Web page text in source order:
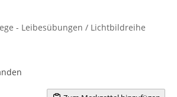
- Leibesübungen / Lichtbildreihe